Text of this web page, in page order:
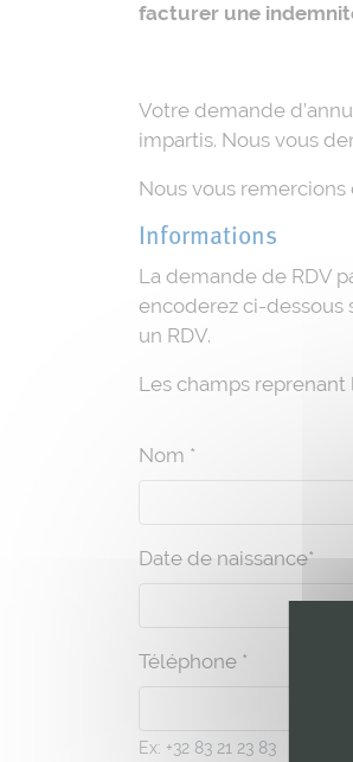
facturer une
Votre demande
impartis. Nous vous
Nous vous
Informations
La demande de RDV
encoderez ci-dessous
un RDV.
Les champs
Nom *
Date de naissance*
Téléphone *
Ex: +32 83 21 23 83